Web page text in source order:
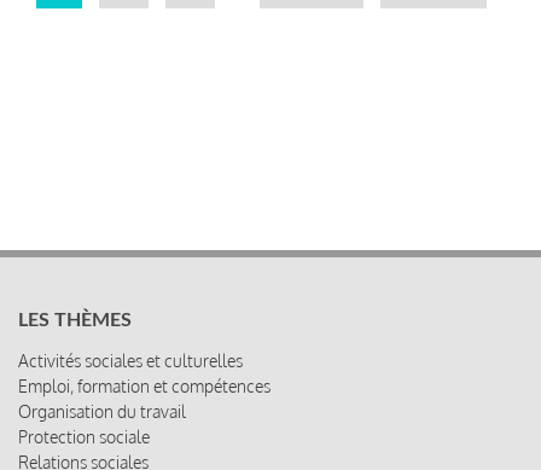
LES THÈMES
Activités sociales et culturelles
Emploi, formation et compétences
Organisation du travail
Protection sociale
Relations sociales